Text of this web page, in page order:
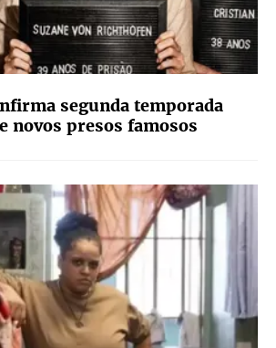
segunda temporada
novos presos famosos